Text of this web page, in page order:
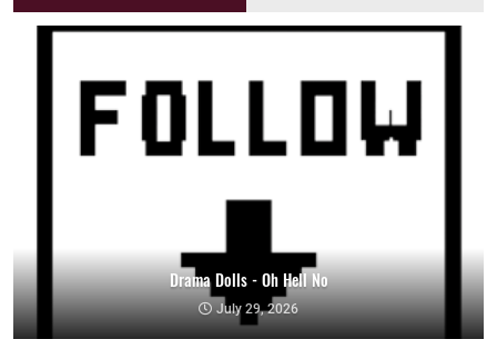
Drama Dolls - Oh Hell No
July 29, 2026